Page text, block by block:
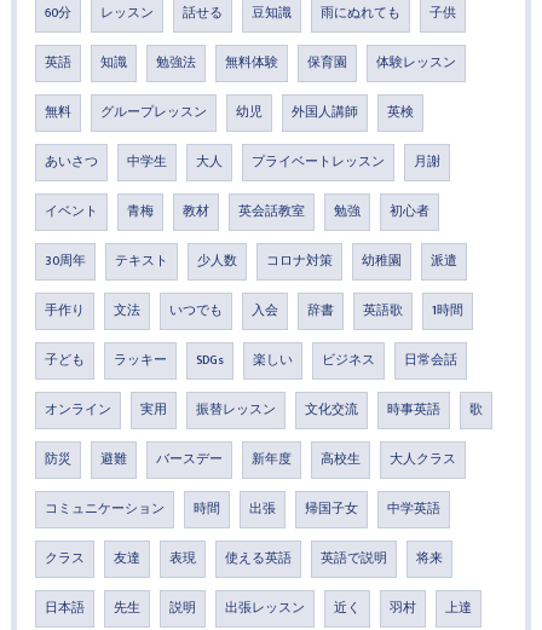
60分 レッスン 話せる 豆知識 雨にぬれても 子供
英語 知識 勉強法 無料体験 保育園 体験レッスン
無料 グループレッスン 幼児 外国人講師 英検
あいさつ 中学生 大人 プライベートレッスン 月謝
イベント 青梅 教材 英会話教室 勉強 初心者
30周年 テキスト 少人数 コロナ対策 幼稚園 派遣
手作り 文法 いつでも 入会 辞書 英語歌 1時間
子ども ラッキー SDGs 楽しい ビジネス 日常会話
オンライン 実用 振替レッスン 文化交流 時事英語 歌
防災 避難 バースデー 新年度 高校生 大人クラス
コミュニケーション 時間 出張 帰国子女 中学英語
クラス 友達 表現 使える英語 英語で説明 将来
日本語 先生 説明 出張レッスン 近く 羽村 上達